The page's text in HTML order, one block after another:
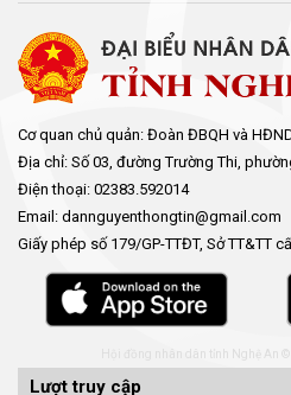
Cơ quan chủ quản: Đoàn ĐBQH và
Địa chỉ: Số 03, đường Trường Thi,
Điện thoại: 02383.592014
Email: dannguyenthongtin@gmail.com
Giấy phép số 179/GP-TTĐT, Sở TT&TT
Hội đồng nhân dân tỉnh Nghệ An
Lượt truy cập